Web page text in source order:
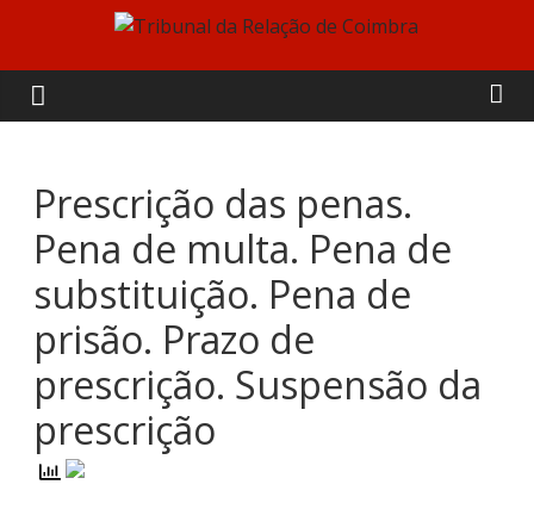
content
Tribunal
da
Relação
de
Coimbra
Prescrição das penas.
Pena de multa. Pena de
substituição. Pena de
prisão. Prazo de
prescrição. Suspensão da
prescrição